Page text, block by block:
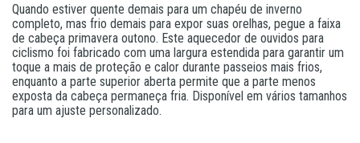
Quando estiver quente demais para um chapéu de inverno
completo, mas frio demais para expor suas orelhas, pegue a faixa
de cabeça primavera outono. Este aquecedor de ouvidos para
ciclismo foi fabricado com uma largura estendida para garantir um
toque a mais de proteção e calor durante passeios mais frios,
enquanto a parte superior aberta permite que a parte menos
exposta da cabeça permaneça fria. Disponível em vários tamanhos
para um ajuste personalizado.